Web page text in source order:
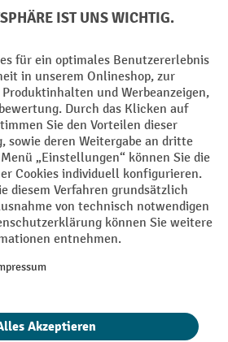
Datenschutz Privacy Settings
zzgl.Versandkostenund ggf.
nicht anders angegeben.
Vorrat reicht. Der Rabatt gilt nicht auf
| ² Der Rabatt wird einmalig bei
des Rabatts variiert je nach
bis zu 10 % (10 % auf Lager, Umwelt,